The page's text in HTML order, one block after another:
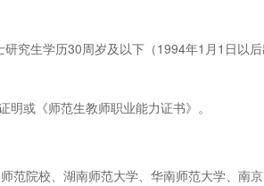
究生学历30周岁及以下（1994年1月1日以
或《师范生教师职业能力证书》。
院校、湖南师范大学、华南师范大学、南